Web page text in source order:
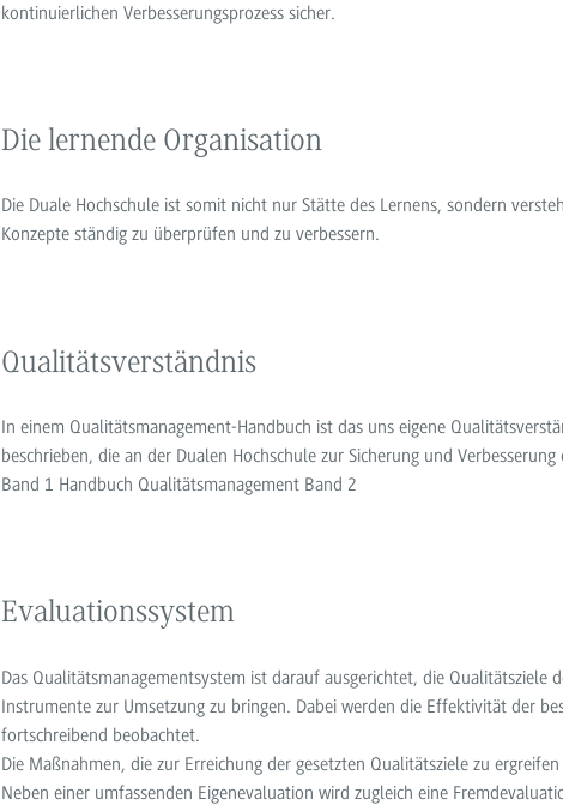
kontinuierlichen Verbesserungsprozess sicher.
Die lernende Organisation
Die Duale Hochschule ist somit nicht nur Stätte des Lernens, sondern
Konzepte ständig zu überprüfen und zu verbessern.
Qualitätsverständnis
In einem Qualitätsmanagement-Handbuch ist das uns eigene
beschrieben, die an der Dualen Hochschule zur Sicherung und
Band 1 Handbuch Qualitätsmanagement Band 2
Evaluationssystem
Das Qualitätsmanagementsystem ist darauf ausgerichtet, die Qualitätsziele
Instrumente zur Umsetzung zu bringen. Dabei werden die Effektivität der
fortschreibend beobachtet.
Die Maßnahmen, die zur Erreichung der gesetzten Qualitätsziele zu
Neben einer umfassenden Eigenevaluation wird zugleich eine